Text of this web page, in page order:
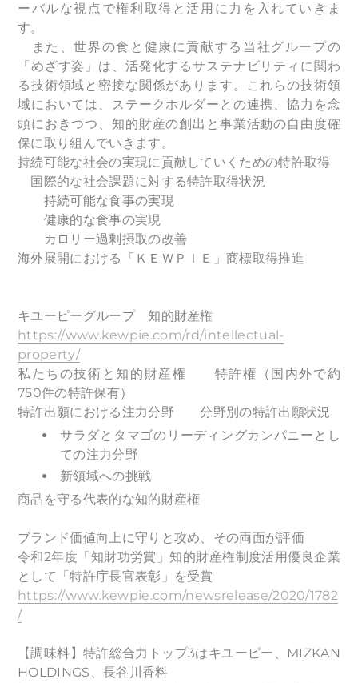
ーバルな視点で権利取得と活用に力を入れていきま
す。
また、世界の食と健康に貢献する当社グループの
「めざす姿」は、活発化するサステナビリティに関わ
る技術領域と密接な関係があります。これらの技術領
域においては、ステークホルダーとの連携、協力を念
頭におきつつ、知的財産の創出と事業活動の自由度確
保に取り組んでいきます。
持続可能な社会の実現に貢献していくための特許取得
国際的な社会課題に対する特許取得状況
持続可能な食事の実現
健康的な食事の実現
カロリー過剰摂取の改善
海外展開における「ＫＥＷＰＩＥ」商標取得推進
キユーピーグループ 知的財産権
https://www.kewpie.com/rd/intellectual-
property/
私たちの技術と知的財産権 特許権（国内外で約
750件の特許保有）
特許出願における注力分野 分野別の特許出願状況
サラダとタマゴのリーディングカンパニーとし
ての注力分野
新領域への挑戦
商品を守る代表的な知的財産権
ブランド価値向上に守りと攻め、その両面が評価
令和2年度「知財功労賞」知的財産権制度活用優良企業
として「特許庁長官表彰」を受賞
https://www.kewpie.com/newsrelease/2020/1782
/
【調味料】特許総合力トップ3はキユーピー、MIZKAN
HOLDINGS、長谷川香料